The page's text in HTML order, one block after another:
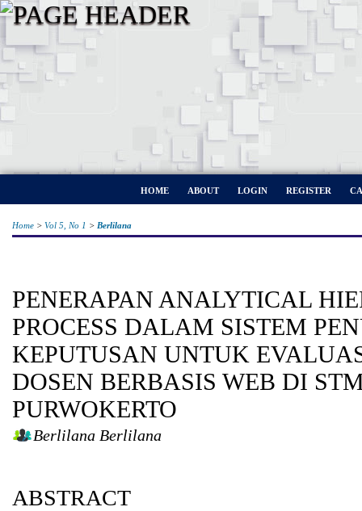
HOME ABOUT LOGIN REGISTER
Home > Vol 5, No 1 > Berlilana
PENERAPAN ANALYTICAL
PROCESS DALAM SISTEM
KEPUTUSAN UNTUK
DOSEN BERBASIS WEB DI
PURWOKERTO
Berlilana Berlilana
ABSTRACT